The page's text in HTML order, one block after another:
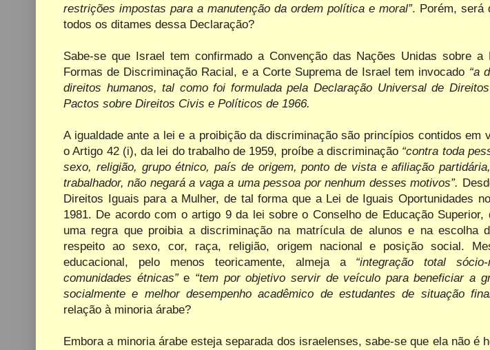
restrições impostas para a manutenção da ordem política e moral”. Porém, será
todos os ditames dessa Declaração?
Sabe-se que Israel tem confirmado a Convenção das Nações Unidas sobre a
Formas de Discriminação Racial, e a Corte Suprema de Israel tem invocado “a
direitos humanos, tal como foi formulada pela Declaração Universal de
Pactos sobre Direitos Civis e Políticos de 1966.
A igualdade ante a lei e a proibição da discriminação são princípios contidos em
o Artigo 42 (i), da lei do trabalho de 1959, proíbe a discriminação “contra toda
sexo, religião, grupo étnico, país de origem, ponto de vista e afiliação
trabalhador, não negará a vaga a uma pessoa por nenhum desses motivos”.
Direitos Iguais para a Mulher, de tal forma que a Lei de Iguais Oportunidades
1981. De acordo com o artigo 9 da lei sobre o Conselho de Educação Superior,
uma regra que proibia a discriminação na matrícula de alunos e na escolha
respeito ao sexo, cor, raça, religião, origem nacional e posição social.
educacional, pelo menos teoricamente, almeja
a “integração total
comunidades étnicas”e “tem por objetivo servir de veículo para beneficiar a
socialmente e melhor desempenho acadêmico de estudantes de situação
relação à minoria árabe?
Embora a minoria árabe esteja separada dos israelenses, sabe-se que ela não é